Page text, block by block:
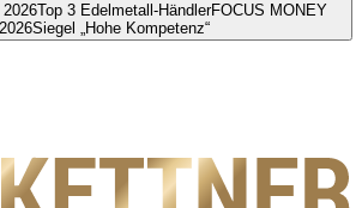
Top 3 Edelmetall-HändlerFOCUS MONEY
Siegel „Hohe Kompetenz“